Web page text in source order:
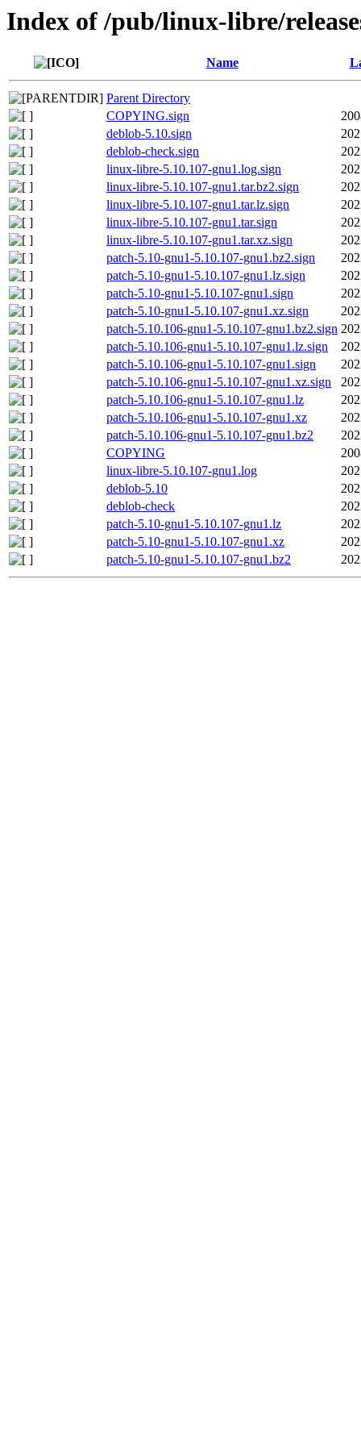
Index of /pub/linux-libre/
Name
Parent Directory
COPYING.sign
deblob-5.10.sign
deblob-check.sign
linux-libre-5.10.107-gnu1.log.sign
linux-libre-5.10.107-gnu1.tar.bz2.sign
linux-libre-5.10.107-gnu1.tar.lz.sign
linux-libre-5.10.107-gnu1.tar.sign
linux-libre-5.10.107-gnu1.tar.xz.sign
patch-5.10-gnu1-5.10.107-gnu1.bz2.sign
patch-5.10-gnu1-5.10.107-gnu1.lz.sign
patch-5.10-gnu1-5.10.107-gnu1.sign
patch-5.10-gnu1-5.10.107-gnu1.xz.sign
patch-5.10.106-gnu1-5.10.107-gnu1.bz2.sign
patch-5.10.106-gnu1-5.10.107-gnu1.lz.sign
patch-5.10.106-gnu1-5.10.107-gnu1.sign
patch-5.10.106-gnu1-5.10.107-gnu1.xz.sign
patch-5.10.106-gnu1-5.10.107-gnu1.lz
patch-5.10.106-gnu1-5.10.107-gnu1.xz
patch-5.10.106-gnu1-5.10.107-gnu1.bz2
COPYING
linux-libre-5.10.107-gnu1.log
deblob-5.10
deblob-check
patch-5.10-gnu1-5.10.107-gnu1.lz
patch-5.10-gnu1-5.10.107-gnu1.xz
patch-5.10-gnu1-5.10.107-gnu1.bz2